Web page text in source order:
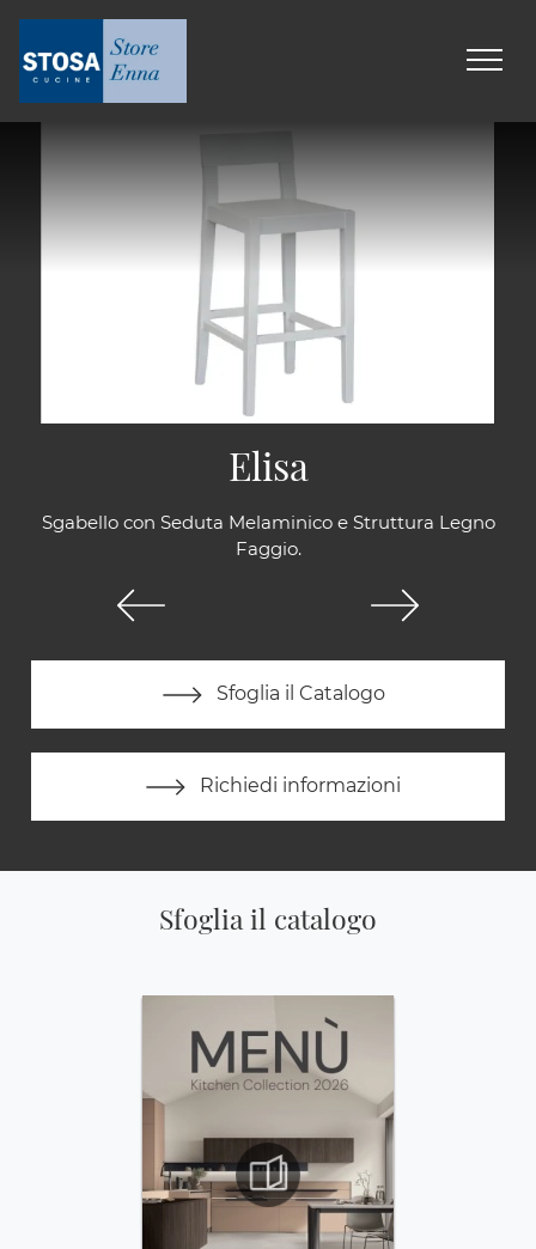
Sgabello con Seduta Melaminico e Struttura Legno
Faggio.
Sfoglia il Catalogo
Richiedi informazioni
Elisa
Sfoglia il catalogo